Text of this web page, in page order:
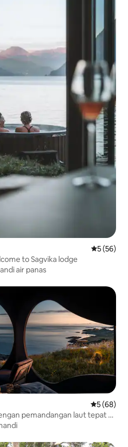
Nilai rata-
5 (56)
to Sagvika lodge
air panas
Nilai rata-
5 (68)
pemandangan laut tepat di